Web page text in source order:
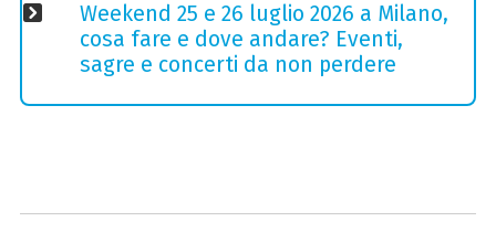
Weekend 25 e 26 luglio 2026 a Milano,
cosa fare e dove andare? Eventi,
sagre e concerti da non perdere